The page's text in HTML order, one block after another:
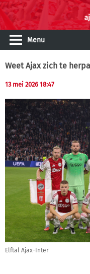
Menu
Weet Ajax zich te
13 mei 2026 18:47
Elftal Ajax-Inter